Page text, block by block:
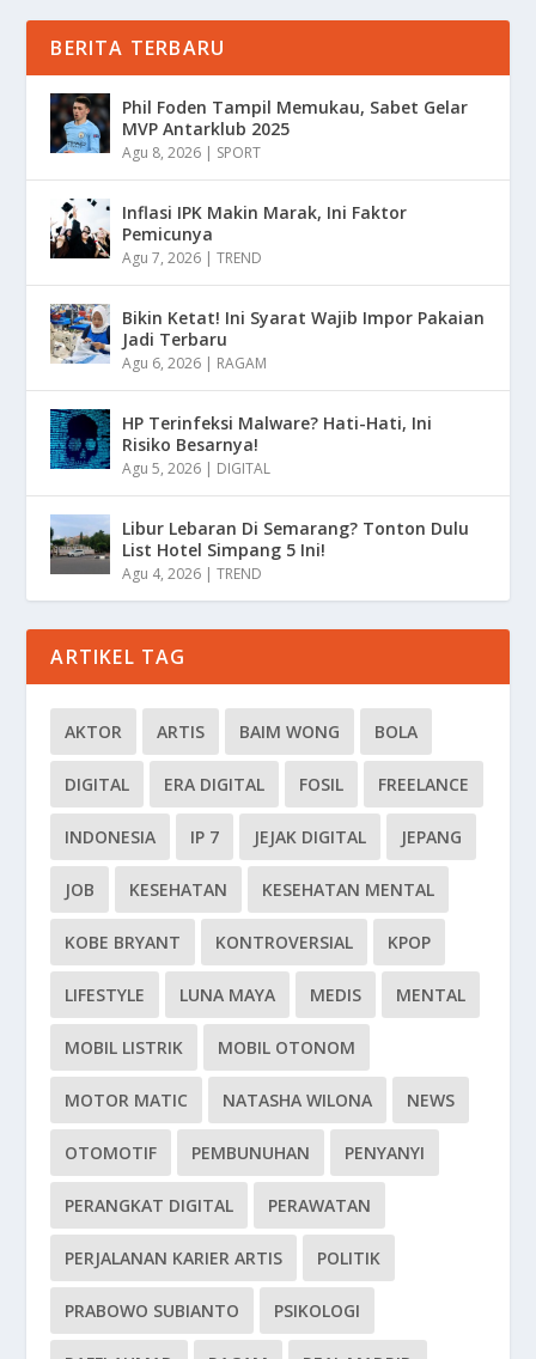
BERITA TERBARU
Phil Foden Tampil Memukau, Sabet Gelar
MVP Antarklub 2025
Agu 8, 2026 | SPORT
Inflasi IPK Makin Marak, Ini Faktor
Pemicunya
Agu 7, 2026 |TREND
Bikin Ketat! Ini Syarat Wajib Impor Pakaian
Jadi Terbaru
Agu 6, 2026 | RAGAM
HP Terinfeksi Malware? Hati-Hati, Ini
Risiko Besarnya!
Agu 5, 2026 | DIGITAL
Libur Lebaran Di Semarang? Tonton Dulu
List Hotel Simpang 5 Ini!
Agu 4, 2026 |TREND
ARTIKEL TAG
AKTOR ARTIS BAIM WONG BOLA
DIGITAL ERA DIGITAL FOSIL FREELANCE
INDONESIA IP 7 JEJAK DIGITAL JEPANG
JOB KESEHATAN KESEHATAN MENTAL
KOBE BRYANT KONTROVERSIAL KPOP
LIFESTYLE LUNA MAYA MEDIS MENTAL
MOBIL LISTRIK MOBIL OTONOM
MOTOR MATIC NATASHA WILONA NEWS
OTOMOTIF PEMBUNUHAN PENYANYI
PERANGKAT DIGITAL PERAWATAN
PERJALANAN KARIER ARTIS POLITIK
PRABOWO SUBIANTO PSIKOLOGI